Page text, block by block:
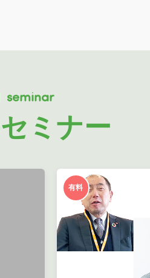
seminar
ミナー
有料